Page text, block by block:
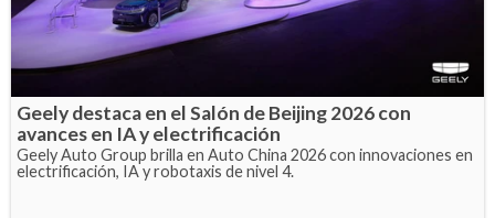
Geely destaca en el Salón de Beijing 2026 con
avances en IA y electrificación
Geely Auto Group brilla en Auto China 2026 con innovaciones en
electrificación, IA y robotaxis de nivel 4.